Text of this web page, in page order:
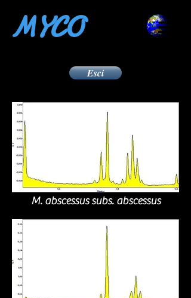
MYCO
Esci
M. abscessus subs. abscessus